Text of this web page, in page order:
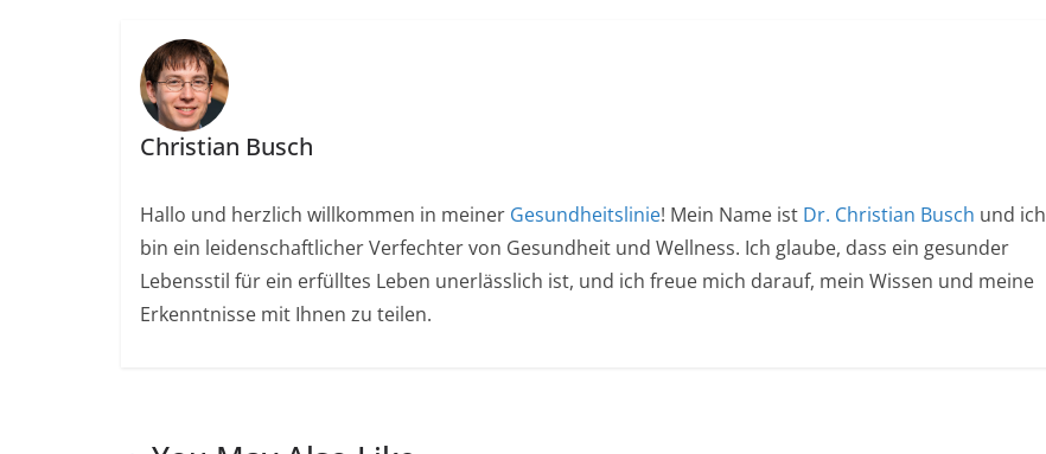
Christian Busch
Hallo und herzlich willkommen in meinerGesundheitslinie! Mein Name ist Dr. Christian Busch und ich
bin ein leidenschaftlicher Verfechter von Gesundheit und Wellness. Ich glaube, dass ein gesunder
Lebensstil für ein erfülltes Leben unerlässlich ist, und ich freue mich darauf, mein Wissen und meine
Erkenntnisse mit Ihnen zu teilen.